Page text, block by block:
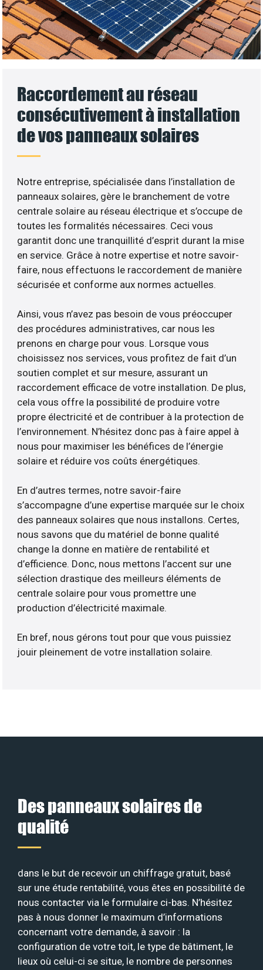
Raccordement au réseau
consécutivement à installation
de vos panneaux solaires
Notre entreprise, spécialisée dans l’installation de
panneaux solaires, gère le branchement de votre
centrale solaire au réseau électrique et s’occupe de
toutes les formalités nécessaires. Ceci vous
garantit donc une tranquillité d’esprit durant la mise
en service. Grâce à notre expertise et notre savoir-
faire, nous effectuons le raccordement de manière
sécurisée et conforme aux normes actuelles.
Ainsi, vous n’avez pas besoin de vous préoccuper
des procédures administratives, car nous les
prenons en charge pour vous. Lorsque vous
choisissez nos services, vous profitez de fait d’un
soutien complet et sur mesure, assurant un
raccordement efficace de votre installation. De plus,
cela vous offre la possibilité de produire votre
propre électricité et de contribuer à la protection de
l’environnement. N’hésitez donc pas à faire appel à
nous pour maximiser les bénéfices de l’énergie
solaire et réduire vos coûts énergétiques.
En d’autres termes, notre savoir-faire
s’accompagne d’une expertise marquée sur le choix
des panneaux solaires que nous installons. Certes,
nous savons que du matériel de bonne qualité
change la donne en matière de rentabilité et
d’efficience. Donc, nous mettons l’accent sur une
sélection drastique des meilleurs éléments de
centrale solaire pour vous promettre une
production d’électricité maximale.
En bref, nous gérons tout pour que vous puissiez
jouir pleinement de votre installation solaire.
Des panneaux solaires de
qualité
dans le but de recevoir un chiffrage gratuit, basé
sur une étude rentabilité, vous êtes en possibilité de
nous contacter via le formulaire ci-bas. N’hésitez
pas à nous donner le maximum d’informations
concernant votre demande, à savoir : la
configuration de votre toit, le type de bâtiment, le
lieux où celui-ci se situe, le nombre de personnes